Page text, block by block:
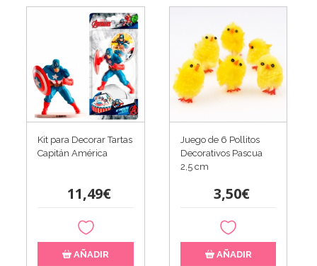
Kit para Decorar Tartas
Capitán América
11,49€
AÑADIR
Juego de 6 Pollitos
Decorativos Pascua
2,5 cm
3,50€
AÑADIR